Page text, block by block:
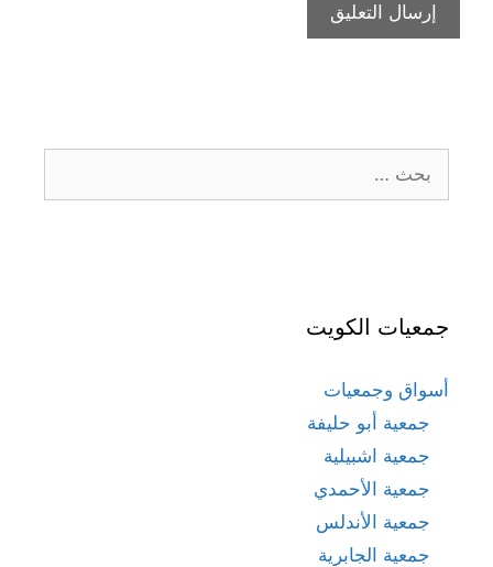
عن:
جمعيات الكويت
أسواق وجمعيات
جمعية أبو حليفة
جمعية اشبيلية
جمعية الأحمدي
جمعية الأندلس
جمعية الجابرية